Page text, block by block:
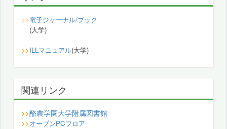
>>電子ジャーナル/ブック
(大学)
>>ILLマニュアル(大学)
関連リンク
>>酪農学園大学附属図書館
>>オープンPCフロア